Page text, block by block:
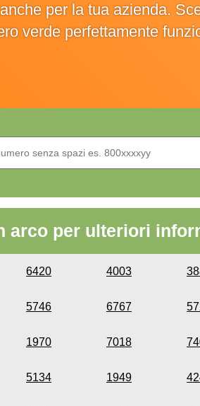
per la tua azienda.
verde perfettamente
arco per ulteriori
6420 4003
5746 6767
1970 7018
5134 1949